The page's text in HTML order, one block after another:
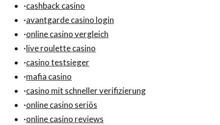
·cashback casino
·avantgarde casino login
·online casino vergleich
·live roulette casino
·casino testsieger
·mafia casino
·casino mit schneller verifizierung
·online casino seriös
·online casino reviews